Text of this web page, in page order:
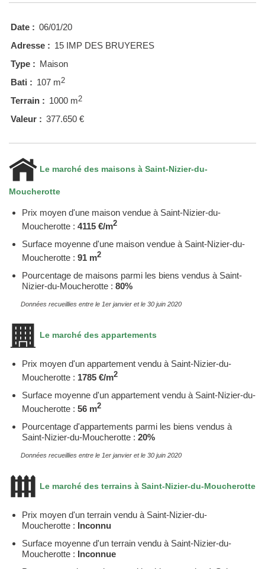
Date : 06/01/20
Adresse : 15 IMP DES BRUYERES
Type : Maison
Bati : 107 m2
Terrain : 1000 m2
Valeur : 377.650 €
Le marché des maisons à Saint-Nizier-du-
Moucherotte
Prix moyen d'une maison vendue à Saint-Nizier-du-
Moucherotte : 4115 €/m2
Surface moyenne d'une maison vendue à Saint-Nizier-du-
Moucherotte : 91 m2
Pourcentage de maisons parmi les biens vendus à Saint-
Nizier-du-Moucherotte : 80%
Données recueillies entre le 1er janvier et le 30 juin 2020
Le marché des appartements
Prix moyen d'un appartement vendu à Saint-Nizier-du-
Moucherotte : 1785 €/m2
Surface moyenne d'un appartement vendu à Saint-Nizier-du-
Moucherotte : 56 m2
Pourcentage d'appartements parmi les biens vendus à
Saint-Nizier-du-Moucherotte : 20%
Données recueillies entre le 1er janvier et le 30 juin 2020
Le marché des terrains à Saint-Nizier-du-Moucherotte
Prix moyen d'un terrain vendu à Saint-Nizier-du-
Moucherotte : Inconnu
Surface moyenne d'un terrain vendu à Saint-Nizier-du-
Moucherotte : Inconnue